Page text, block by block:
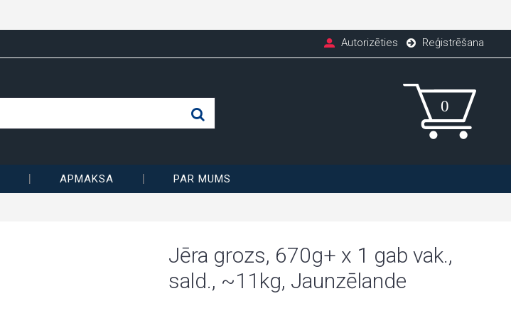
Autorizēties Reģistrēšana
APMAKSA PAR MUMS
Jēra grozs, 670g+ x 1 gab vak.,
sald., ~11kg, Jaunzēlande